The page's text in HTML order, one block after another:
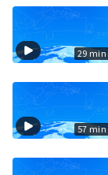
29 min
57 min